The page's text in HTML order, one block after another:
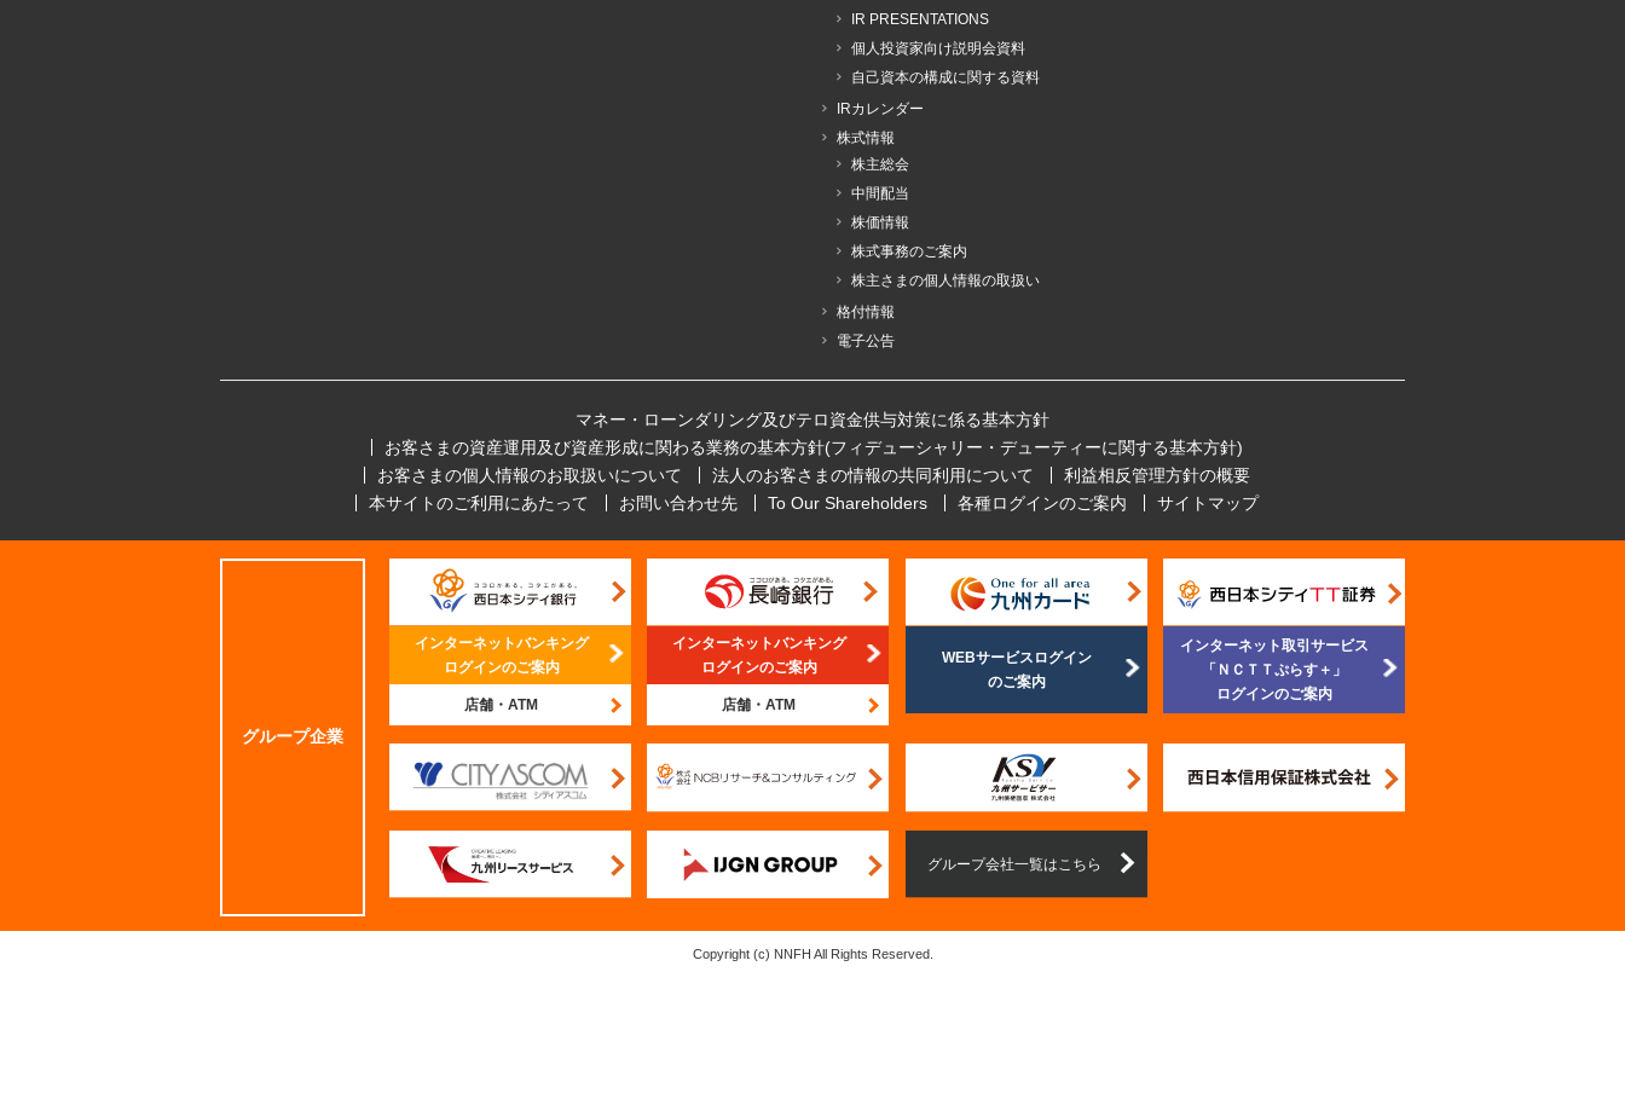
IR PRESENTATIONS
個人投資家向け説明会資料
自己資本の構成に関する資料
IRカレンダー
株式情報
株主総会
中間配当
株価情報
株式事務のご案内
株主さまの個人情報の取扱い
格付情報
電子公告
マネー・ローンダリング及びテロ資金供与対策に係る基本方針
お客さまの資産運用及び資産形成に関わる業務の基本方針(フィデューシャリー・デューティーに関する基本方針)
お客さまの個人情報のお取扱いについて
法人のお客さまの情報の共同利用について
利益相反管理方針の概要
本サイトのご利用にあたって
お問い合わせ先 To Our Shareholders 各種ログインのご案内 サイトマップ
グループ企業
インターネットバンキング
ログインのご案内
店舗・ATM
インターネットバンキング
ログインのご案内
店舗・ATM
WEBサービスログイン
のご案内
インターネット取引サービス
「ＮＣＴＴぷらす＋」
ログインのご案内
Copyright (c) NNFH All Rights Reserved.